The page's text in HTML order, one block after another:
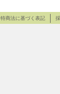
へ
特商法に基づく表記